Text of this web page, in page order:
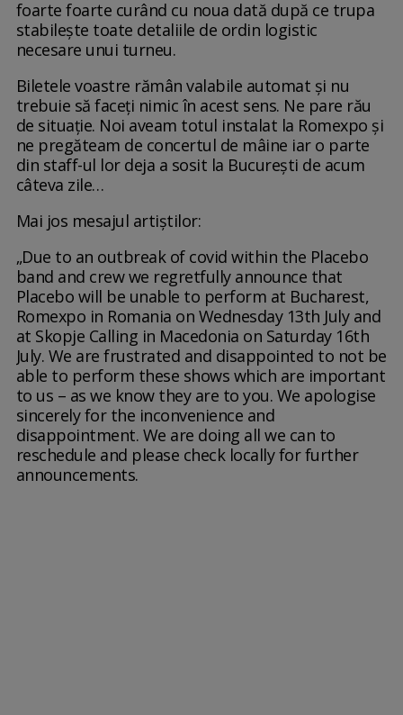
foarte foarte curând cu noua dată după ce trupa
stabilește toate detaliile de ordin logistic
necesare unui turneu.
Biletele voastre rămân valabile automat și nu
trebuie să faceți nimic în acest sens. Ne pare rău
de situație. Noi aveam totul instalat la Romexpo și
ne pregăteam de concertul de mâine iar o parte
din staff-ul lor deja a sosit la București de acum
câteva zile…
Mai jos mesajul artiștilor:
„Due to an outbreak of covid within the Placebo
band and crew we regretfully announce that
Placebo will be unable to perform at Bucharest,
Romexpo in Romania on Wednesday 13th July and
at Skopje Calling in Macedonia on Saturday 16th
July. We are frustrated and disappointed to not be
able to perform these shows which are important
to us – as we know they are to you. We apologise
sincerely for the inconvenience and
disappointment. We are doing all we can to
reschedule and please check locally for further
announcements.